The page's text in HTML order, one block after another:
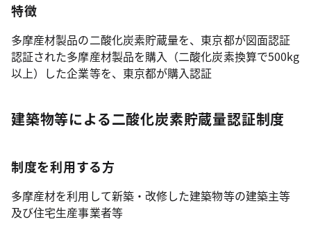
特徴
多摩産材製品の二酸化炭素貯蔵量を、東京都が図面認証
認証された多摩産材製品を購入（二酸化炭素換算で500kg
以上）した企業等を、東京都が購入認証
建築物等による二酸化炭素貯蔵量認証制度
制度を利用する方
多摩産材を利用して新築・改修した建築物等の建築主等
及び住宅生産事業者等